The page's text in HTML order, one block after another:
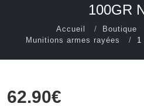
100GR
Accueil Boutique
Munitions armes rayées
1
62.90€